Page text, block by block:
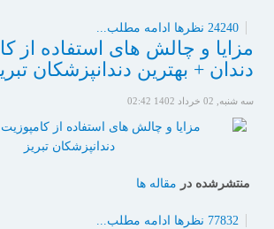
24240 نظرها ادامه مطلب...
مزایا و چالش های استفاده از
دندان + بهترین دندانپزشکان
سه شنبه, 02 خرداد 1402 02:42
منتشرشده در مقاله ها
77832 نظرها ادامه مطلب...